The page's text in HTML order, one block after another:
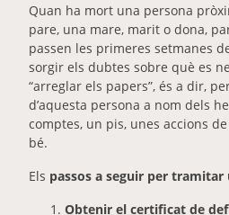
Quan ha mort una persona
pare, una mare, marit o dona,
passen les primeres setmanes
sorgir els dubtes sobre què es
“arreglar els papers”, és a dir,
d’aquesta persona a nom dels
comptes, un pis, unes accions
bé.
Els passos a seguir per tramitar
Obtenir el certificat de